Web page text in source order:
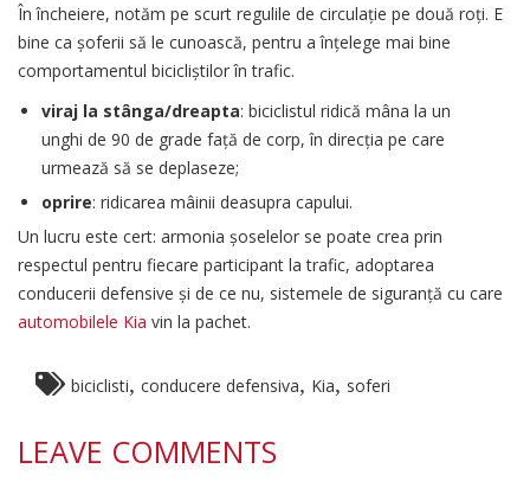
În încheiere, notăm pe scurt regulile de circulație pe două roți. E
bine ca șoferii să le cunoască, pentru a înțelege mai bine
comportamentul bicicliștilor în trafic.
viraj la stânga/dreapta: biciclistul ridică mâna la un
unghi de 90 de grade față de corp, în direcția pe care
urmează să se deplaseze;
oprire: ridicarea mâinii deasupra capului.
Un lucru este cert: armonia șoselelor se poate crea prin
respectul pentru fiecare participant la trafic, adoptarea
conducerii defensive și de ce nu, sistemele de siguranță cu care
automobilele Kia vin la pachet.
biciclisti, conducere defensiva, Kia, soferi
LEAVE COMMENTS